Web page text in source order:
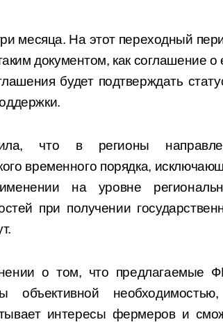
месяца. На этот переходный
документом, как соглашение о
будет подтверждать
что в регионы
временного порядка,
на уровне
при получении
о том, что предлагаемые
объективной
интересы фермеров и